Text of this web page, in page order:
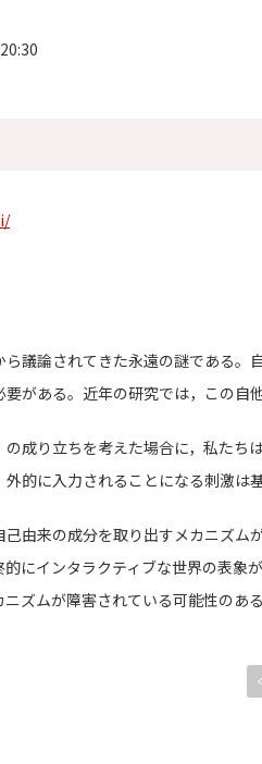
ら議論されてきた永遠の謎である
がある。近年の研究では，この自
成り立ちを考えた場合に，私た
的に入力されることになる刺激
由来の成分を取り出すメカニズ
にインタラクティブな世界の表
ズムが障害されている可能性のあ